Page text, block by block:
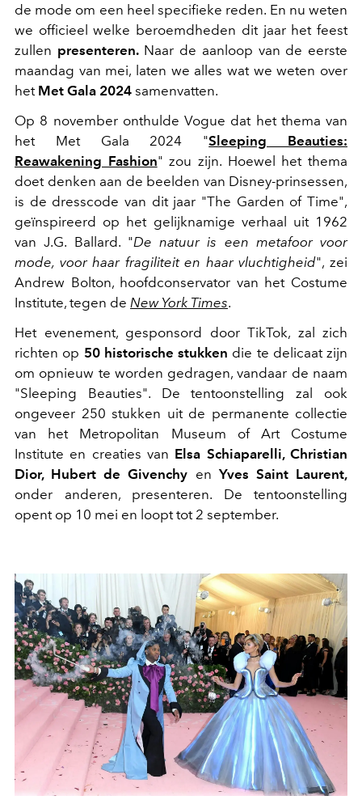
de mode om een heel specifieke reden. En nu weten
we officieel welke beroemdheden dit jaar het feest
zullen presenteren.Naar de aanloop van de eerste
maandag van mei, laten we alles wat we weten over
het Met Gala 2024 samenvatten.
Op 8 november onthulde Vogue dat het thema van
het Met Gala 2024 "Sleeping Beauties:
Reawakening Fashion" zou zijn. Hoewel het thema
doet denken aan de beelden van Disney-prinsessen,
is de dresscode van dit jaar "The Garden of Time",
geïnspireerd op het gelijknamige verhaal uit 1962
van J.G. Ballard. "De natuur is een metafoor voor
mode, voor haar fragiliteit en haar vluchtigheid", zei
Andrew Bolton, hoofdconservator van het Costume
Institute, tegen de New York Times.
Het evenement, gesponsord door TikTok, zal zich
richten op 50 historische stukken die te delicaat zijn
om opnieuw te worden gedragen, vandaar de naam
"Sleeping Beauties". De tentoonstelling zal ook
ongeveer 250 stukken uit de permanente collectie
van het Metropolitan Museum of Art Costume
Institute en creaties van Elsa Schiaparelli, Christian
Dior, Hubert de Givenchy en Yves Saint Laurent,
onder anderen, presenteren. De tentoonstelling
opent op 10 mei en loopt tot 2 september.